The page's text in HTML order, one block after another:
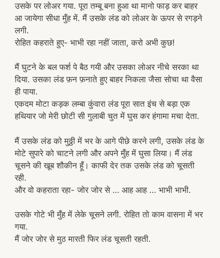
उसके पर लोअर गया. पूरा तम्बू बना हुआ था मानो फाड़ कर बाहर
आ जायेगा सीधा मुँह में. मैं उसके लंड को लोअर के ऊपर से रगड़ने
लगी.
रोहित कहराते हुए- भाभी रहा नहीं जाता, करो अभी कुछ!
मैं घुटने के बल फर्श पे बैठ गयी और उसका लोअर नीचे सरका था
दिया. उसका लंड फ़न फ़नाते हुए बाहर निकला जैसा सोचा था वैसा
ही पाया.
एकदम मोटा कड़क लम्बा कुंवारा लंड पूरा सात इंच से बड़ा एक
हथियार जो मेरी छोटी सी गुलाबी चुत में घुस कर हंगामा मचा देता.
मैं उसके लंड को मुठ्ठी में भर के आगे पीछे करने लगी, उसके लंड के
मोटे सुपारे को चाटने लगी और अपने मुँह में घुसा लिया। मैं लंड
चूसने की खूब शौकीन हूँ। काफी देर तक उसके लंड को चूसती
रही.
और वो कहराता रहा- जोर जोर से … आह आह … भाभी भाभी.
उसके गोटे भी मुँह में लेके चूसने लगी. रोहित तो काम वासना में भर
गया.
मैं जोर जोर से मुठ मारती फिर लंड चूसती रहती.